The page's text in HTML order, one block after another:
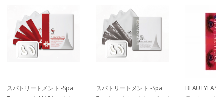
スパトリートメント -Spa
スパトリートメント -Spa